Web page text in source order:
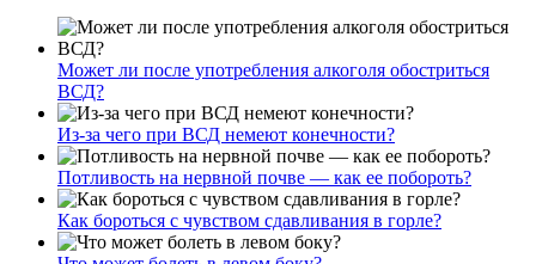
Может ли после употребления алкоголя обостриться
ВСД?
Из-за чего при ВСД немеют конечности?
Потливость на нервной почве — как ее побороть?
Как бороться с чувством сдавливания в горле?